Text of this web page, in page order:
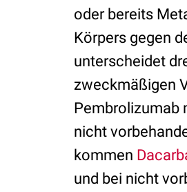
oder bereits
Körpers gegen
unterscheidet
zweckmäßigen
Pembrolizumab
nicht
kommen
und bei nicht